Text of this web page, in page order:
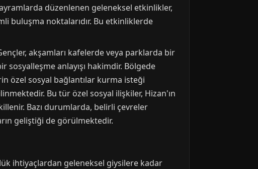
düzenlenen geleneksel etkinlikler,
buluşma noktalarıdır. Bu etkinliklerde
akşamları kafelerde veya parklarda bir
sosyalleşme anlayışı hakimdir. Bölgede
özel sosyal bağlantılar kurma isteği
Bu tür özel sosyal ilişkiler, Hizan'ın
Bazı durumlarda, belirli çevreler
geliştiği de görülmektedir.
ihtiyaçlardan geleneksel giysilere kadar